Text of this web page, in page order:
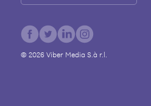
© 2026Viber Media S.à r.l.